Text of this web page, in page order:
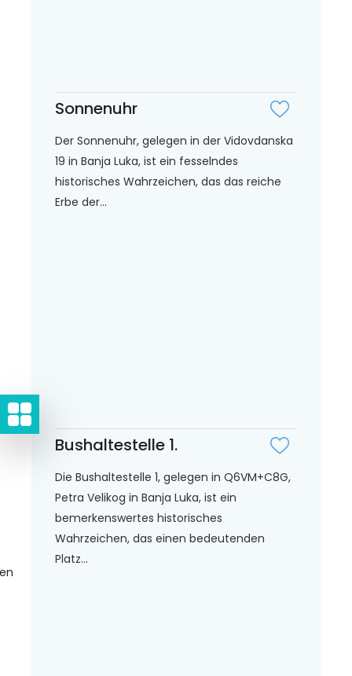
Sonnenuhr
Der Sonnenuhr, gelegen in der Vidovdanska
19 in Banja Luka, ist ein fesselndes
historisches Wahrzeichen, das das reiche
Erbe der...
Bushaltestelle 1.
Die Bushaltestelle 1, gelegen in Q6VM+C8G,
Petra Velikog in Banja Luka, ist ein
bemerkenswertes historisches
Wahrzeichen, das einen bedeutenden
Platz...